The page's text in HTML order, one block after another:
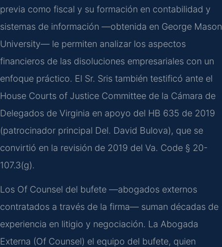
previa como fiscal y su formación en contabilidad y
sistemas de información —obtenida en George Mason
University— le permiten analizar los aspectos
financieros de las disoluciones empresariales con un
enfoque práctico. El Sr. Sris también testificó ante el
House Courts of Justice Committee de la Cámara de
Delegados de Virginia en apoyo del HB 635 de 2019
(patrocinador principal Del. David Bulova), que se
convirtió en la revisión de 2019 del Va. Code § 20-
107.3(g).
Los Of Counsel del bufete —abogados externos
contratados a través de la firma— suman décadas de
experiencia en litigio y negociación. La Abogada
Externa (Of Counsel) el equipo del bufete, quien